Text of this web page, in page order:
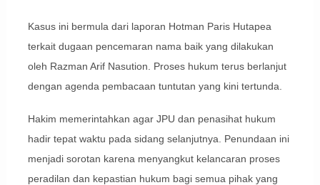
Kasus ini bermula dari laporan Hotman Paris Hutapea
terkait dugaan pencemaran nama baik yang dilakukan
oleh Razman Arif Nasution. Proses hukum terus berlanjut
dengan agenda pembacaan tuntutan yang kini tertunda.
Hakim memerintahkan agar JPU dan penasihat hukum
hadir tepat waktu pada sidang selanjutnya. Penundaan ini
menjadi sorotan karena menyangkut kelancaran proses
peradilan dan kepastian hukum bagi semua pihak yang